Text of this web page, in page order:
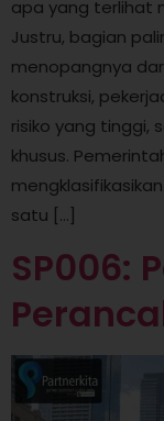
apa yang terlihat
Justru, bagian
menopangnya
konstruksi,
risiko yang tinggi,
khusus.
satu […]
SP006: